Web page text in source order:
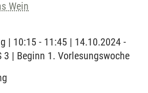
Wein
| 10:15 - 11:45 | 14.10.2024 -
3 | Beginn 1. Vorlesungswoche